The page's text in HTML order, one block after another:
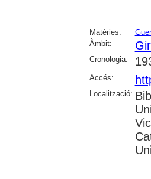
Matèries:
Àmbit:
Cronologia:
Accés:
Localització: